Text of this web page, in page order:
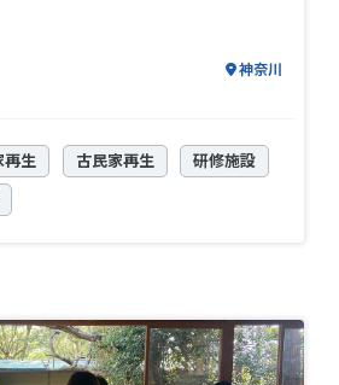
神奈川
再生 古民家再生 研修施設